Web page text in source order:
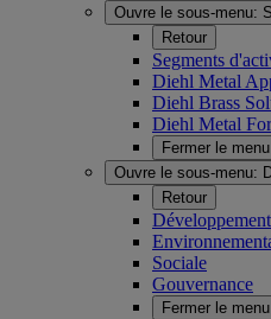
Ouvre le sous-menu:
Retour
Segments
Diehl Metal
Diehl Brass
Diehl Metal
Fermer le menu
Ouvre le sous-menu:
Retour
Sociale
Gouvernance
Fermer le menu